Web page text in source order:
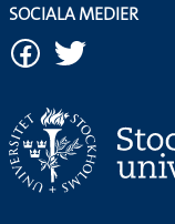
SOCIALA MEDIER